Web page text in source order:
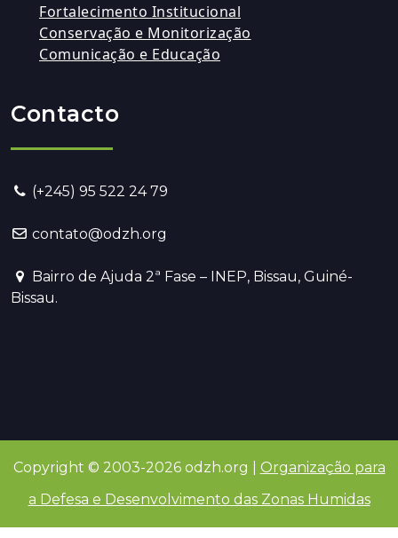
Fortalecimento Institucional
Conservação e Monitorização
Comunicação e Educação
Contacto
(+245) 95 522 24 79
contato@odzh.org
Bairro de Ajuda 2ª Fase – INEP, Bissau, Guiné-
Bissau.
Copyright © 2003-2026 odzh.org | Organização para
a Defesa e Desenvolvimento das Zonas Humidas